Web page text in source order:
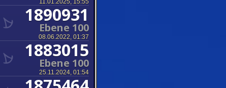
11.01.2025, 15:55
1890931
Ebene 100
08.06.2022, 01:37
1883015
Ebene 100
25.11.2024, 01:54